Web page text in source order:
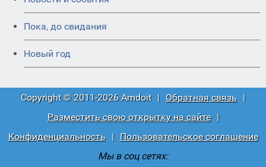
Пока, до свидания
Новый год
Copyright © 2011-2026 Amdoit | Обратная связь |
Разместить свою открытку на сайте
|
Конфиденциальность
|
Пользовательское соглашение
Мы в соц сетях: